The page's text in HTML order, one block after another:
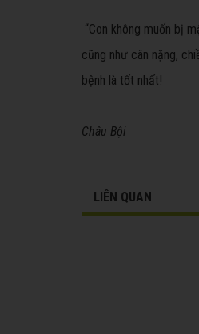
“Con không muốn bị
cũng như cân nặng,
bệnh là tốt nhất!
Châu Bội
LIÊN QUAN